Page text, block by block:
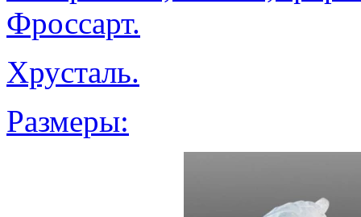
Фроссарт.
Хрусталь.
Размеры: